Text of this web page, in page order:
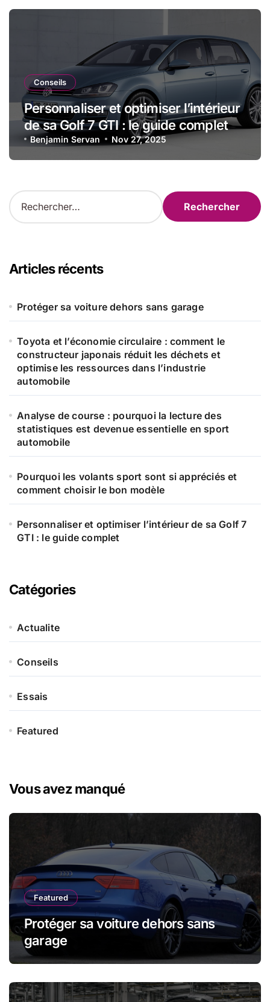
Conseils
Personnaliser et optimiser l’intérieur
de sa Golf 7 GTI : le guide complet
Benjamin Servan Nov 27, 2025
R
e
c
e
:
Articles récents
Protéger sa voiture dehors sans garage
Toyota et l’économie circulaire : comment le
constructeur japonais réduit les déchets et
optimise les ressources dans l’industrie
automobile
Analyse de course : pourquoi la lecture des
statistiques est devenue essentielle en sport
automobile
Pourquoi les volants sport sont si appréciés et
comment choisir le bon modèle
Personnaliser et optimiser l’intérieur de sa Golf 7
GTI : le guide complet
Catégories
Actualite
Conseils
Essais
Featured
Vous avez manqué
Featured
Protéger sa voiture dehors sans
garage